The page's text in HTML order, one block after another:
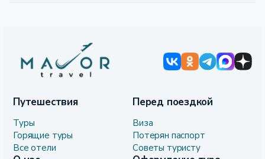
Путешествия
Туры
Горящие туры
Все отели
Перед поездкой
Виза
Потерян паспорт
Советы туристу